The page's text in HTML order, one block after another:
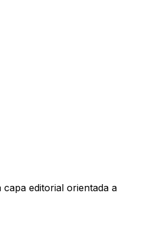
editorial orientada a